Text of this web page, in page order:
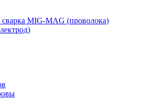
сварка MIG-MAG (проволока)